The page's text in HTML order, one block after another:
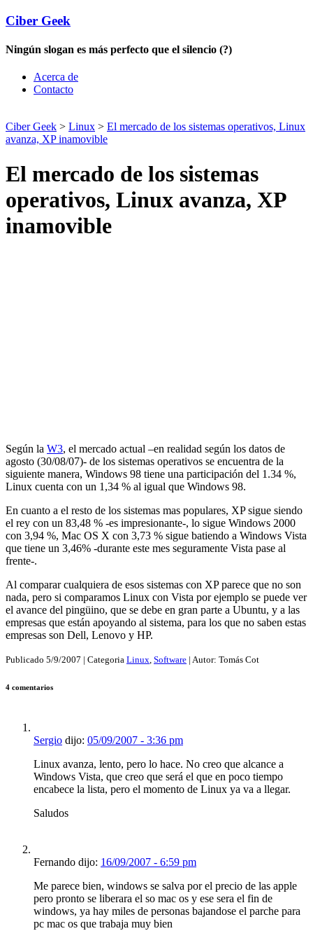
Ciber Geek
Ningún slogan es más perfecto que el silencio (?)
Acerca de
Contacto
Ciber Geek > Linux > El mercado de los sistemas operativos, Linux
avanza, XP inamovible
El mercado de los sistemas
operativos, Linux avanza, XP
inamovible
Según la W3, el mercado actual –en realidad según los datos de
agosto (30/08/07)- de los sistemas operativos se encuentra de la
siguiente manera, Windows 98 tiene una participación del 1.34 %,
Linux cuenta con un 1,34 % al igual que Windows 98.
En cuanto a el resto de los sistemas mas populares, XP sigue siendo
el rey con un 83,48 % -es impresionante-, lo sigue Windows 2000
con 3,94 %, Mac OS X con 3,73 % sigue batiendo a Windows Vista
que tiene un 3,46% -durante este mes seguramente Vista pase al
frente-.
Al comparar cualquiera de esos sistemas con XP parece que no son
nada, pero si comparamos Linux con Vista por ejemplo se puede ver
el avance del pingüino, que se debe en gran parte a Ubuntu, y a las
empresas que están apoyando al sistema, para los que no saben estas
empresas son Dell, Lenovo y HP.
Publicado 5/9/2007 | Categoria Linux, Software | Autor: Tomás Cot
4 comentarios
Sergio dijo: 05/09/2007 - 3:36 pm
Linux avanza, lento, pero lo hace. No creo que alcance a
Windows Vista, que creo que será el que en poco tiempo
encabece la lista, pero el momento de Linux ya va a llegar.
Saludos
Fernando dijo: 16/09/2007 - 6:59 pm
Me parece bien, windows se salva por el precio de las apple
pero pronto se liberara el so mac os y ese sera el fin de
windows, ya hay miles de personas bajandose el parche para
pc mac os que trabaja muy bien